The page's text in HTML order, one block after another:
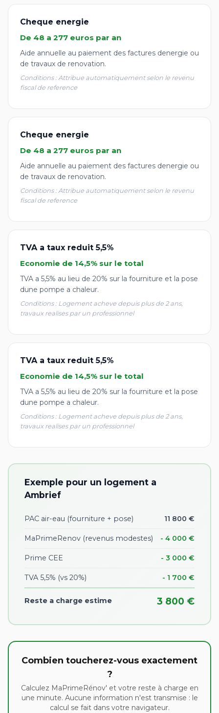
Cheque energie
De 48 a 277 euros par an
Aide annuelle au paiement des factures denergie ou
de travaux de renovation.
Conditions : Attribue automatiquement selon le revenu
fiscal de reference
Cheque energie
De 48 a 277 euros par an
Aide annuelle au paiement des factures denergie ou
de travaux de renovation.
Conditions : Attribue automatiquement selon le revenu
fiscal de reference
TVA a taux reduit 5,5%
Economie de 14,5% sur le total
TVA a 5,5% au lieu de 20% sur la fourniture et la pose
dune pompe a chaleur.
Conditions : Logement acheve depuis plus de 2 ans,
travaux realises par un professionnel
TVA a taux reduit 5,5%
Economie de 14,5% sur le total
TVA a 5,5% au lieu de 20% sur la fourniture et la pose
dune pompe a chaleur.
Conditions : Logement acheve depuis plus de 2 ans,
travaux realises par un professionnel
Exemple pour un logement a
Ambrief
PAC air-eau (fourniture + pose) 11 800 €
MaPrimeRenov (revenus modestes) - 4 000 €
Prime CEE - 3 000 €
TVA 5,5% (vs 20%) - 1 700 €
Reste a charge estime 3 800 €
Combien toucherez-vous exactement
?
Calculez MaPrimeRénov' et votre reste à charge en
une minute. Aucune information n'est transmise : le
calcul se fait dans votre navigateur.